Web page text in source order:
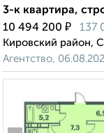
3-к квартира,
10 494 200 ₽ 137
Кировский район,
Агентство,